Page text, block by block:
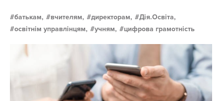
батькам, вчителям, директорам,
Дія.Освіта,
освітнім управлінцям,
учням, цифрова грамотність